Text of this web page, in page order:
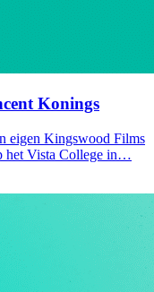
Konings
eigen Kingswood Films
het Vista College in…